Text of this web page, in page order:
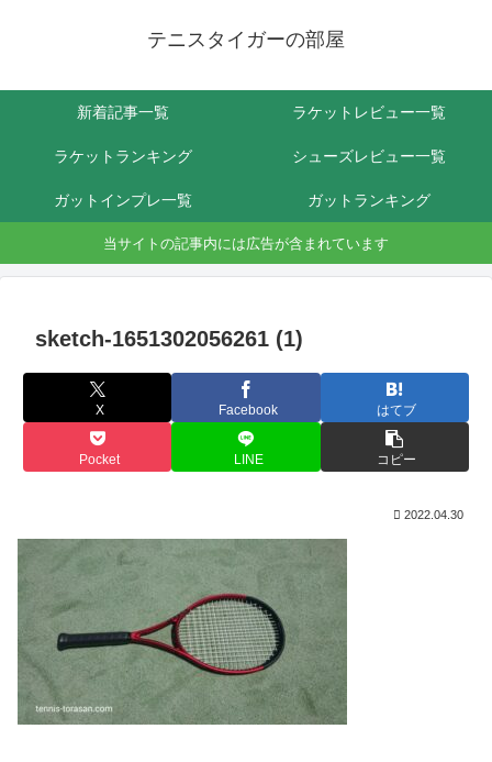
テニスタイガーの部屋
新着記事一覧 ラケットレビュー一覧
ラケットランキング シューズレビュー一覧
ガットインプレ一覧 ガットランキング
当サイトの記事内には広告が含まれています
sketch-1651302056261 (1)
X Facebook はてブ
Pocket LINE コピー
2022.04.30